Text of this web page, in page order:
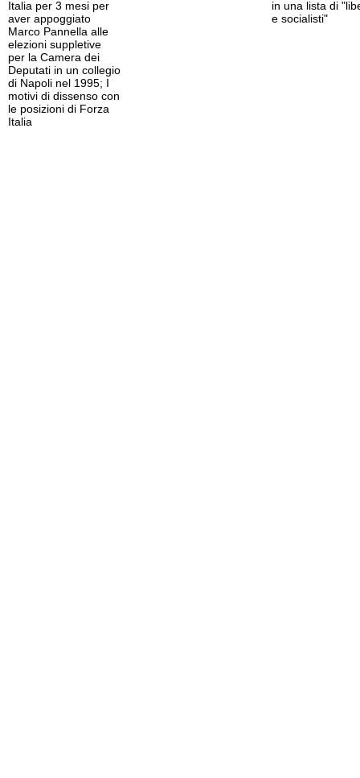
Italia per 3 mesi per
aver appoggiato
Marco Pannella alle
elezioni suppletive
per la Camera dei
Deputati in un collegio
di Napoli nel 1995; I
motivi di dissenso con
le posizioni di Forza
Italia
in una lista di
e socialisti"